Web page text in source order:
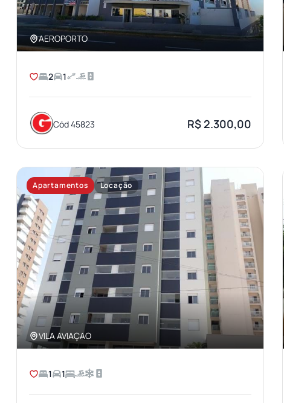
AEROPORTO
2 1
Cód 45823 R$ 2.300,00
Apartamentos Locação
VILA AVIAÇAO
1 1